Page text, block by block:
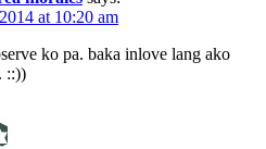
at 10:20 am
ko pa. baka inlove lang ako
::))